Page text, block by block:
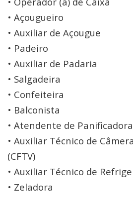
• Açougueiro
• Auxiliar de Açougue
• Padeiro
• Auxiliar de Padaria
• Salgadeira
• Confeiteira
• Balconista
• Atendente de Panificadora
• Auxiliar Técnico de
(CFTV)
• Auxiliar Técnico de
• Zeladora